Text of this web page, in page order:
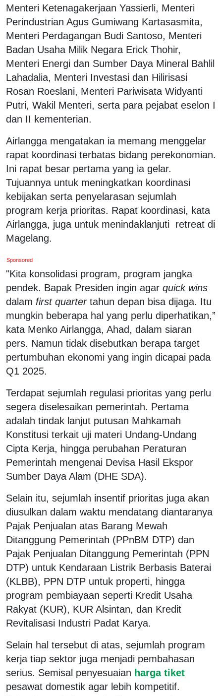
Menteri Ketenagakerjaan Yassierli, Menteri
Perindustrian Agus Gumiwang Kartasasmita,
Menteri Perdagangan Budi Santoso, Menteri
Badan Usaha Milik Negara Erick Thohir,
Menteri Energi dan Sumber Daya Mineral Bahlil
Lahadalia, Menteri Investasi dan Hilirisasi
Rosan Roeslani, Menteri Pariwisata Widyanti
Putri, Wakil Menteri, serta para pejabat eselon I
dan II kementerian.
Airlangga mengatakan ia memang menggelar
rapat koordinasi terbatas bidang perekonomian.
Ini rapat besar pertama yang ia gelar.
Tujuannya untuk meningkatkan koordinasi
kebijakan serta penyelarasan sejumlah
program kerja prioritas. Rapat koordinasi, kata
Airlangga, juga untuk menindaklanjuti retreat di
Magelang.
Sponsored
"Kita konsolidasi program, program jangka
pendek. Bapak Presiden ingin agar quick wins
dalam first quartertahun depan bisa dijaga. Itu
mungkin beberapa hal yang perlu diperhatikan,”
kata Menko Airlangga, Ahad, dalam siaran
pers. Namun tidak disebutkan berapa target
pertumbuhan ekonomi yang ingin dicapai pada
Q1 2025.
Terdapat sejumlah regulasi prioritas yang perlu
segera diselesaikan pemerintah. Pertama
adalah tindak lanjut putusan Mahkamah
Konstitusi terkait uji materi Undang-Undang
Cipta Kerja, hingga perubahan Peraturan
Pemerintah mengenai Devisa Hasil Ekspor
Sumber Daya Alam (DHE SDA).
Selain itu, sejumlah insentif prioritas juga akan
diusulkan dalam waktu mendatang diantaranya
Pajak Penjualan atas Barang Mewah
Ditanggung Pemerintah (PPnBM DTP) dan
Pajak Penjualan Ditanggung Pemerintah (PPN
DTP) untuk Kendaraan Listrik Berbasis Baterai
(KLBB), PPN DTP untuk properti, hingga
program pembiayaan seperti Kredit Usaha
Rakyat (KUR), KUR Alsintan, dan Kredit
Revitalisasi Industri Padat Karya.
Selain hal tersebut di atas, sejumlah program
kerja tiap sektor juga menjadi pembahasan
serius. Semisal penyesuaian harga tiket
pesawat domestik agar lebih kompetitif.